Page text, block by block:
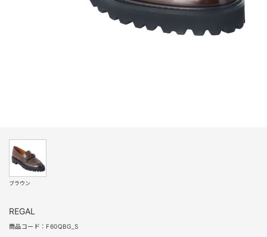
ブラウン
REGAL
商品コード： F60QBG_S